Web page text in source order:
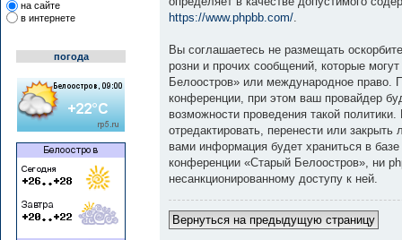
на сайте
в интернете
погода
https://www.phpbb.com/.
Вы соглашаетесь не размещать
розни и прочих сообщений, которые
Белоостров» или международное право.
конференции, при этом ваш провайдер
возможности проведения такой
отредактировать, перенести или
вами информация будет храниться в
конференции «Старый Белоостров», ни
несанкционированному доступу к ней.
Вернуться на предыдущую страницу